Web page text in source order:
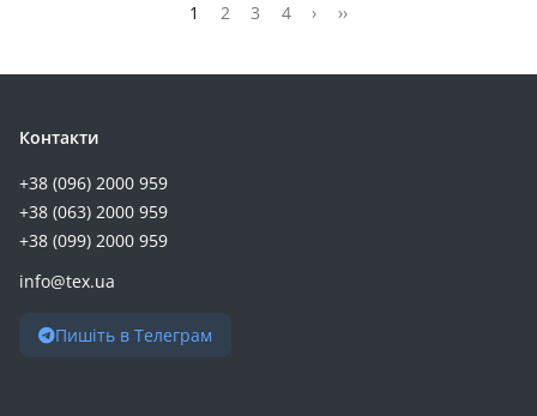
1
2 3 4 › ››
Контакти
+38 (096) 2000 959
+38 (063) 2000 959
+38 (099) 2000 959
info@tex.ua
Пишіть в Телеграм